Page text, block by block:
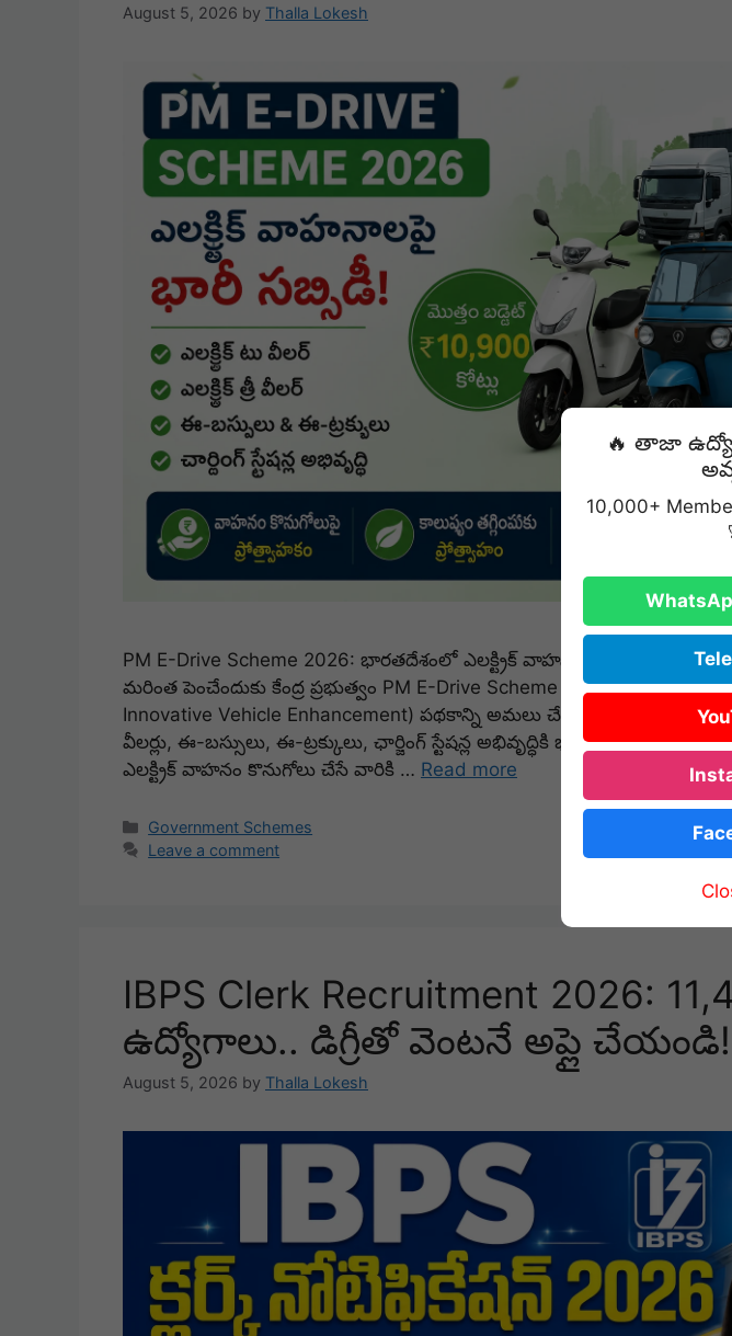
August 5, 2026 by Thalla Lokesh
PM E-Drive Scheme 2026: భారతదేశంలో ఎలక్ట్రిక్ వాహనాల (Electric
మరింత పెంచేందుకు కేంద్ర ప్రభుత్వం PM E-Drive Scheme (Prime Minister
Innovative Vehicle Enhancement) పథకాన్ని అమలు చేస్తోంది. ఈ పథకం ద్వారా
వీలర్లు, ఈ-బస్సులు, ఈ-ట్రక్కులు, ఛార్జింగ్ స్టేషన్ల అభివృద్ధికి భారీగా నిధులు
ఎలక్ట్రిక్ వాహనం కొనుగోలు చేసే వారికి … Read more
Categories
Government Schemes
Leave a comment
IBPS Clerk Recruitment 2026:
ఉద్యోగాలు.. డిగ్రీతో వెంటనే అప్లై చేయండి!
August 5, 2026 by Thalla Lokesh
🔥 తాజా
10,000+